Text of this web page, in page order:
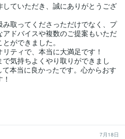
ていただき、誠にありがとうござ
取ってくださっただけでなく、プ
ドバイスや複数のご提案もいただ
ができました。
ティで、本当に大満足です！
気持ちよくやり取りができまし
本当に良かったです。心からおす
7月18日